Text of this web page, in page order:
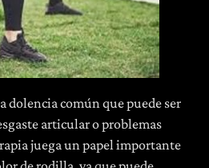
dolencia común que puede ser
articular o problemas
juega un papel importante